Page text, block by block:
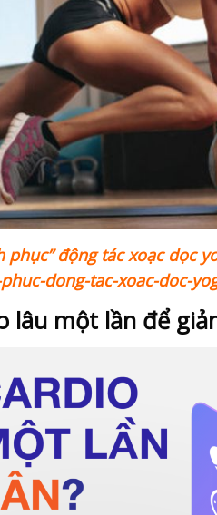
phục” động tác xoạc dọc
dong-tac-xoac-doc-
lâu một lần để